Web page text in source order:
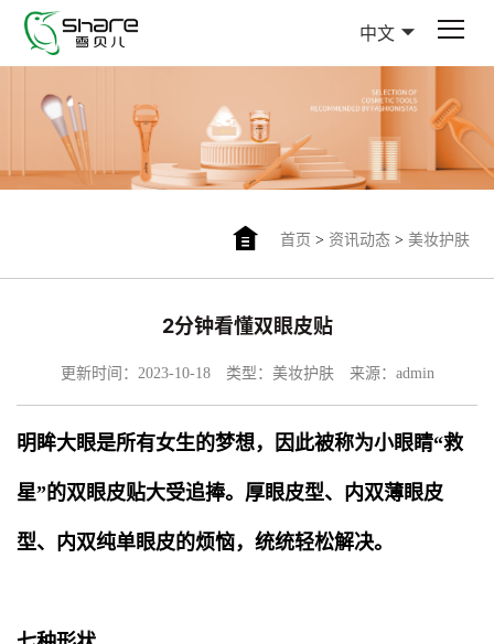
中文
首页 > 资讯动态> 美妆护肤
2分钟看懂双眼皮贴
更新时间：2023-10-18 类型：美妆护肤 来源：admin
明眸大眼是所有女生的梦想，因此被称为小眼睛“救
星”的双眼皮贴大受追捧。厚眼皮型、内双薄眼皮
型、内双纯单眼皮的烦恼，统统轻松解决。